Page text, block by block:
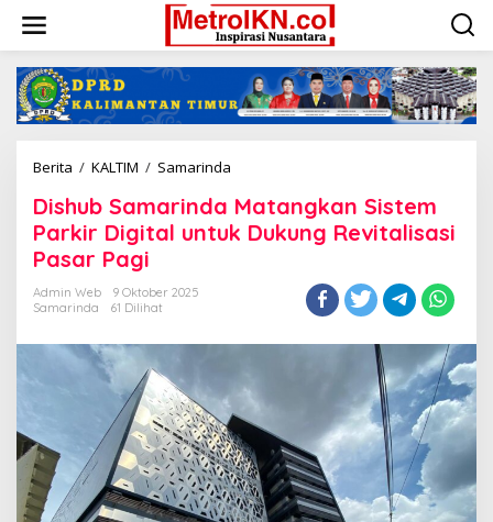
konten
Berita / KALTIM / Samarinda
Matangkan
Sistem
Parkir
Pasar
Dishub Samarinda Matangkan Sistem
Parkir Digital untuk Dukung Revitalisasi
Pasar Pagi
Admin Web
9 Oktober 2025
Samarinda
61 Dilihat